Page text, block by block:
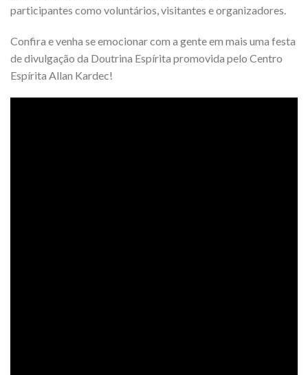
participantes como voluntários, visitantes e organizadores.
Confira e venha se emocionar com a gente em mais uma festa
de divulgação da Doutrina Espírita promovida pelo Centro
Espírita Allan Kardec!